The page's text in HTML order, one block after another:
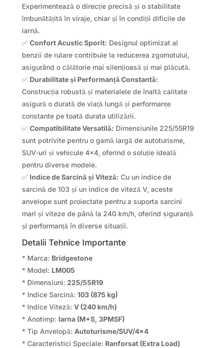
Experimentează o direcție precisă și o stabilitate
îmbunătățită în viraje, chiar și în condiții dificile de
iarnă.
✅ Confort Acustic Sporit: Designul optimizat al
benzii de rulare contribuie la reducerea zgomotului,
asigurând o călătorie mai silențioasă și mai plăcută.
✅ Durabilitate și Performanță Constantă:
Construcția robustă și materialele de înaltă calitate
asigură o durată de viață lungă și performanțe
constante pe toată durata utilizării.
✅ Compatibilitate Versatilă: Dimensiunile 225/55R19
sunt potrivite pentru o gamă largă de autoturisme,
SUV-uri și vehicule 4×4, oferind o soluție ideală
pentru diverse modele.
✅ Indice de Sarcină și Viteză: Cu un indice de
sarcină de 103 și un indice de viteză V, aceste
anvelope sunt proiectate pentru a suporta sarcini
mari și viteze de până la 240 km/h, oferind siguranță
și performanță în diverse situații.
Detalii Tehnice Importante
* Marca: Bridgestone
* Model: LM005
* Dimensiuni: 225/55R19
* Indice Sarcină: 103 (875 kg)
* Indice Viteză: V (240 km/h)
* Anotimp: Iarna (M+S, 3PMSF)
* Tip Anvelopă: Autoturisme/SUV/4×4
* Caracteristici Speciale: Ranforsat (Extra Load)